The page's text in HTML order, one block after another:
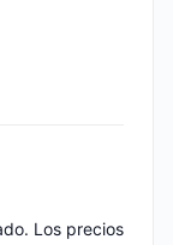
Los precios